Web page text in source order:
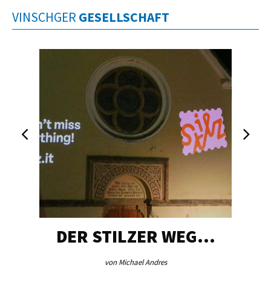
VINSCHGER GESELLSCHAFT
DER STILZER WEG…
von Michael Andres